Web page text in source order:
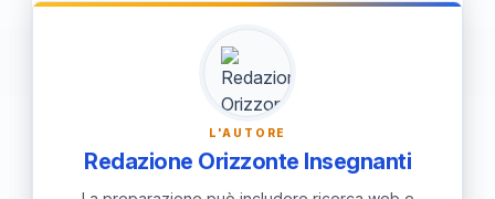
L'AUTORE
Redazione Orizzonte Insegnanti